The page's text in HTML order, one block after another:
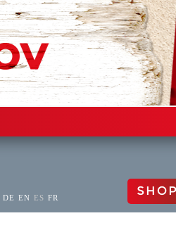
DE EN ES FR SHOP